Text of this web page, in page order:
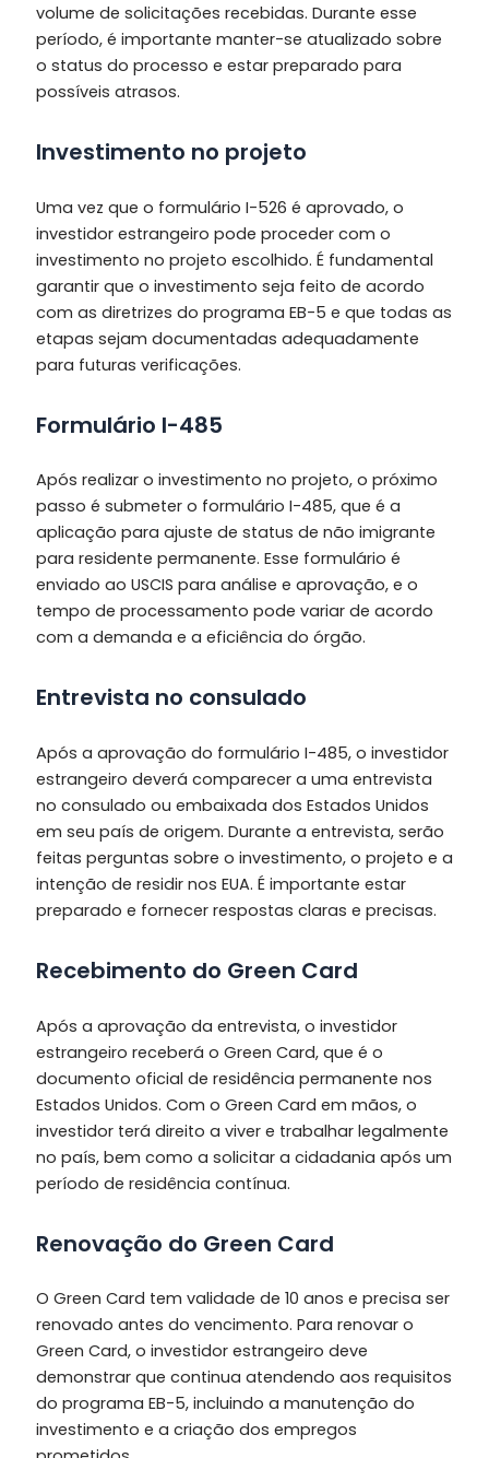
volume de solicitações recebidas. Durante esse
período, é importante manter-se atualizado sobre
o status do processo e estar preparado para
possíveis atrasos.
Investimento no projeto
Uma vez que o formulário I-526 é aprovado, o
investidor estrangeiro pode proceder com o
investimento no projeto escolhido. É fundamental
garantir que o investimento seja feito de acordo
com as diretrizes do programa EB-5 e que todas as
etapas sejam documentadas adequadamente
para futuras verificações.
Formulário I-485
Após realizar o investimento no projeto, o próximo
passo é submeter o formulário I-485, que é a
aplicação para ajuste de status de não imigrante
para residente permanente. Esse formulário é
enviado ao USCIS para análise e aprovação, e o
tempo de processamento pode variar de acordo
com a demanda e a eficiência do órgão.
Entrevista no consulado
Após a aprovação do formulário I-485, o investidor
estrangeiro deverá comparecer a uma entrevista
no consulado ou embaixada dos Estados Unidos
em seu país de origem. Durante a entrevista, serão
feitas perguntas sobre o investimento, o projeto e a
intenção de residir nos EUA. É importante estar
preparado e fornecer respostas claras e precisas.
Recebimento do Green Card
Após a aprovação da entrevista, o investidor
estrangeiro receberá o Green Card, que é o
documento oficial de residência permanente nos
Estados Unidos. Com o Green Card em mãos, o
investidor terá direito a viver e trabalhar legalmente
no país, bem como a solicitar a cidadania após um
período de residência contínua.
Renovação do Green Card
O Green Card tem validade de 10 anos e precisa ser
renovado antes do vencimento. Para renovar o
Green Card, o investidor estrangeiro deve
demonstrar que continua atendendo aos requisitos
do programa EB-5, incluindo a manutenção do
investimento e a criação dos empregos